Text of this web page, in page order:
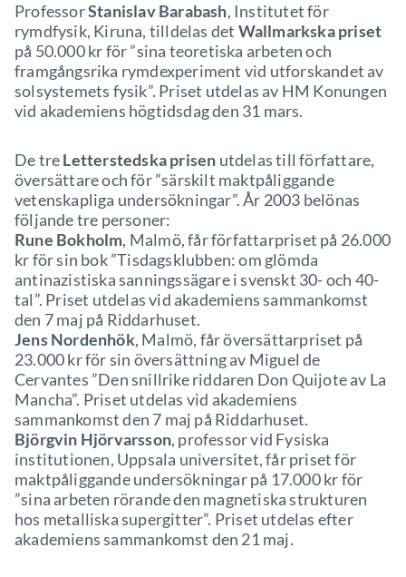
ProfessorStanislav Barabash, Institutet för
rymdfysik, Kiruna, tilldelas det Wallmarkska priset
på 50.000 kr för ”sina teoretiska arbeten och
framgångsrika rymdexperiment vid utforskandet av
solsystemets fysik”. Priset utdelas av HM Konungen
vid akademiens högtidsdag den 31 mars.
De treLetterstedska prisen utdelas till författare,
översättare och för ”särskilt maktpåliggande
vetenskapliga undersökningar”. År 2003 belönas
följande tre personer:
Rune Bokholm, Malmö, får författarpriset på 26.000
kr för sin bok ”Tisdagsklubben: om glömda
antinazistiska sanningssägare i svenskt 30- och 40-
tal”. Priset utdelas vid akademiens sammankomst
den 7 maj på Riddarhuset.
Jens Nordenhök, Malmö, får översättarpriset på
23.000 kr för sin översättning av Miguel de
Cervantes ”Den snillrike riddaren Don Quijote av La
Mancha”. Priset utdelas vid akademiens
sammankomst den 7 maj på Riddarhuset.
Björgvin Hjörvarsson, professor vid Fysiska
institutionen, Uppsala universitet, får priset för
maktpåliggande undersökningar på 17.000 kr för
”sina arbeten rörande den magnetiska strukturen
hos metalliska supergitter”. Priset utdelas efter
akademiens sammankomst den 21 maj.